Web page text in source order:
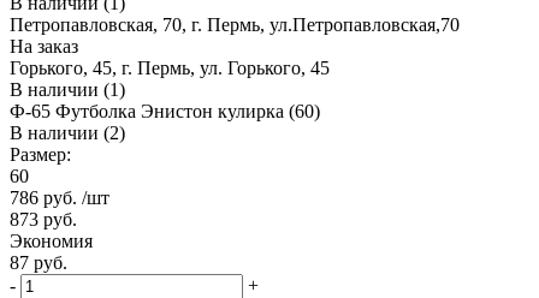
Петропавловская, 70, г. Пермь, ул.Петропавловская,70
На заказ
Горького, 45, г. Пермь, ул. Горького, 45
В наличии (1)
Ф-65 Футболка Энистон кулирка (60)
В наличии (2)
Размер:
60
786 руб. /шт
873 руб.
Экономия
87 руб.
-
+